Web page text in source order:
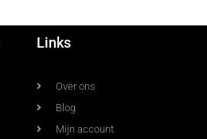
Links
Over ons
Blog
Mijn account